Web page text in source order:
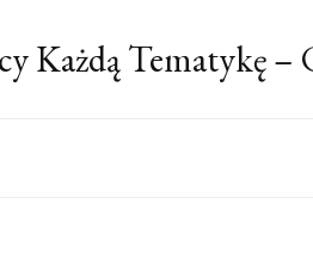
Każdą Tematykę –